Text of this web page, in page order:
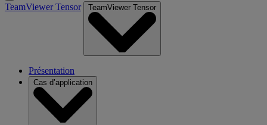
TeamViewer Tensor TeamViewer Tensor
Présentation
Cas d’application